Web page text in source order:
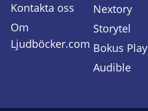
Kontakta oss
Om
Ljudböcker.com
Nextory
Storytel
Bokus Play
Audible